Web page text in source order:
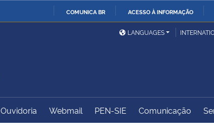
COMUNICA BR ACESSO À INFORMAÇÃO
Ministério da Defesa
Ministério das Relações
Exteriores
Ministério do
Controladoria-Geral da
LANGUAGES
Ouvidoria Webmail PEN-SIE Comunicação